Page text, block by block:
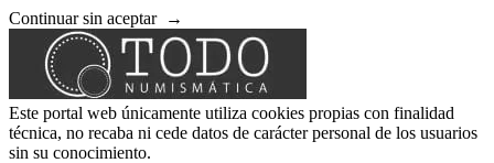
Continuar sin aceptar →
Este portal web únicamente utiliza cookies propias con finalidad
técnica, no recaba ni cede datos de carácter personal de los usuarios
sin su conocimiento.